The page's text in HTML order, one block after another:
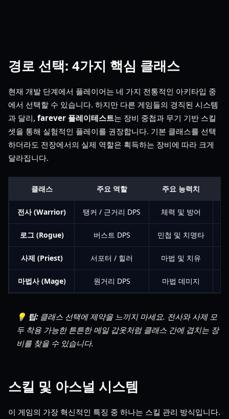
경로 선택: 4가지 핵심 클래스
현재 개발 단계에서 플레이어는 네 가지 전통적인 아키타입 중
에서 선택할 수 있습니다. 하지만 다른 게임들의 경직된 시스템
과 달리, farever 플레이테스트는 장비 중첩과 무기 기반 스킬
셋을 통해 실험적인 플레이를 권장합니다. 기본 클래스를 선택
하더라도 전장에서의 실제 역할은 획득하는 장비에 따라 크게
달라집니다.
클래스 주요 역할 주요 능력치
전사 (Warrior) 탱커 / 근거리 DPS 체력 및 방어
로그 (Rogue) 버스트 DPS 민첩 및 치명타
사제 (Priest) 서포터 / 힐러 마법 및 치유
마법사 (Mage) 원거리 DPS 마법 데미지
💡 팁:클래스 선택에 제약을 느끼지 마세요. 전사와 사제 모
두 착용 가능한 튼튼한 메일 갑옷처럼 클래스 간에 겹치는 장
비를 찾을 수 있습니다.
스킬 및 아스널 시스템
이 게임의 가장 혁신적인 특징 중 하나는 스킬 관리 방식입니다.